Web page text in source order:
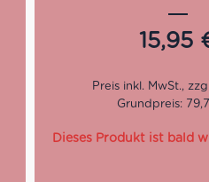
weißer Schokolade –
Bei den Produkten von
nur hochwertige
sorgfältiger
klassischen
15,95
Grundpreis:
Dieses Produkt ist bald